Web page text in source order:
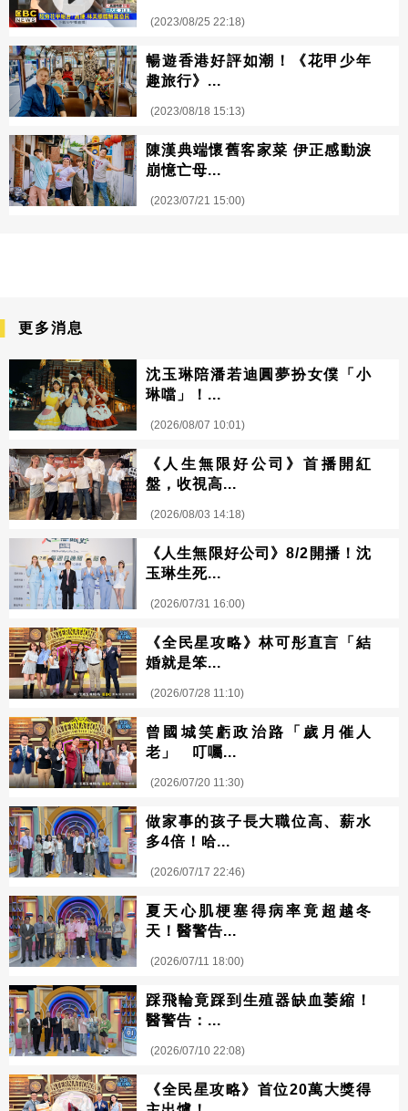
(2023/08/25 22:18)
暢遊香港好評如潮！《花甲少年
趣旅行》...
(2023/08/18 15:13)
陳漢典端懷舊客家菜 伊正感動淚
崩憶亡母...
(2023/07/21 15:00)
更多消息
沈玉琳陪潘若迪圓夢扮女僕「小
琳噹」！...
(2026/08/07 10:01)
《人生無限好公司》首播開紅
盤，收視高...
(2026/08/03 14:18)
《人生無限好公司》8/2開播！沈
玉琳生死...
(2026/07/31 16:00)
《全民星攻略》林可彤直言「結
婚就是笨...
(2026/07/28 11:10)
曾國城笑虧政治路「歲月催人
老」 叮囑...
(2026/07/20 11:30)
做家事的孩子長大職位高、薪水
多4倍！哈...
(2026/07/17 22:46)
夏天心肌梗塞得病率竟超越冬
天！醫警告...
(2026/07/11 18:00)
踩飛輪竟踩到生殖器缺血萎縮！
醫警告：...
(2026/07/10 22:08)
《全民星攻略》首位20萬大獎得